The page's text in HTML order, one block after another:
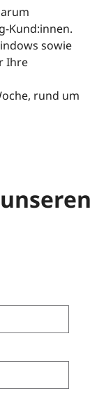
Kund:innen.
sowie
Ihre
rund um